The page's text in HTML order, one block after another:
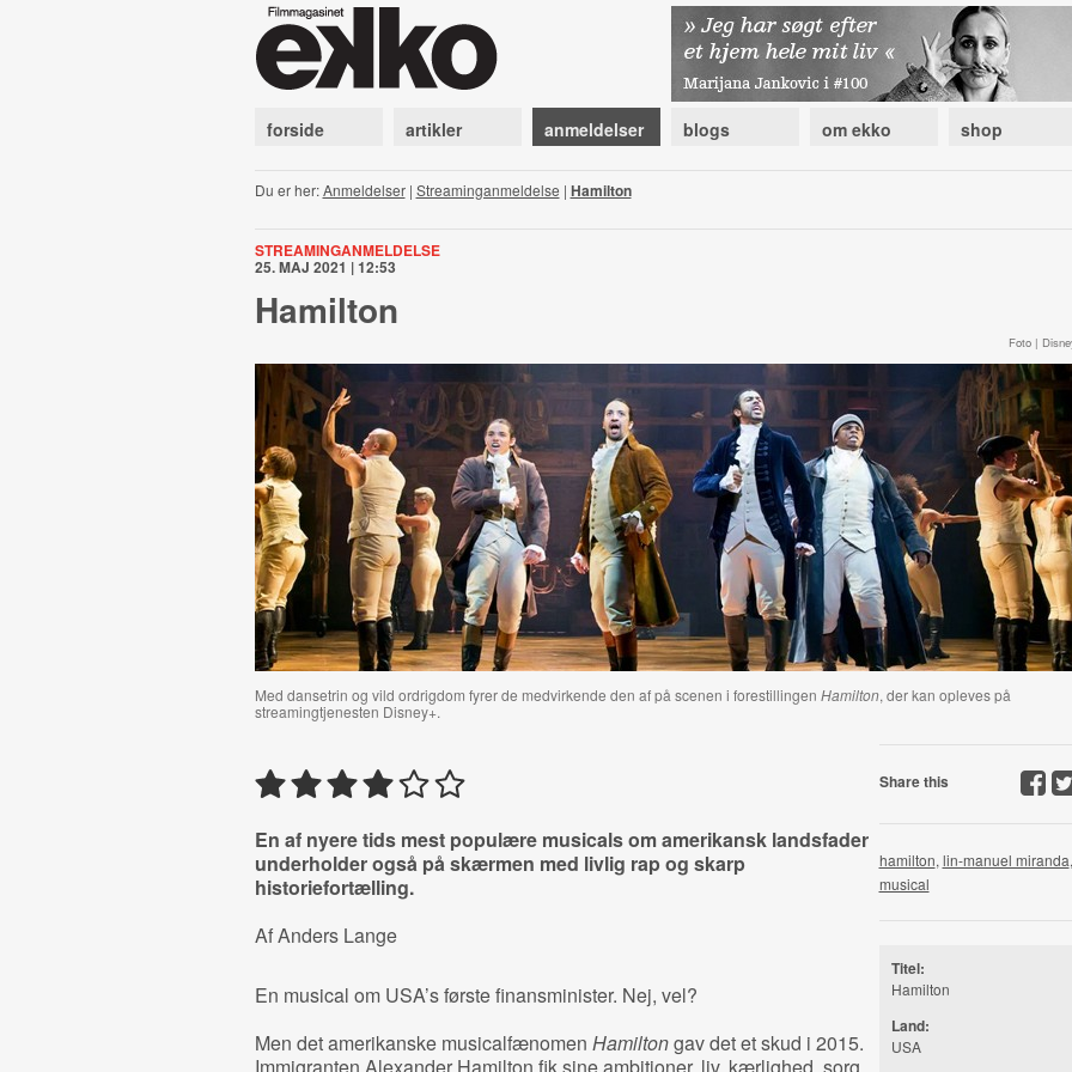
forside artikler anmeldelser blogs om ekko shop
Du er her:Anmeldelser| Streaminganmeldelse | Hamilton
STREAMINGANMELDELSE
25. MAJ 2021 | 12:53
Hamilton
Foto |
Med dansetrin og vild ordrigdom fyrer de medvirkende den af på scenen i forestillingen Hamilton, der kan opleves på
streamingtjenesten Disney+.
En af nyere tids mest populære musicals om amerikansk landsfader
underholder også på skærmen med livlig rap og skarp
historiefortælling.
Af Anders Lange
En musical om USA’s første finansminister. Nej, vel?
Men det amerikanske musicalfænomen Hamiltongav det et skud i 2015.
Share this
hamilton, lin-manuel miranda,
musical
Titel:
Hamilton
Land:
USA